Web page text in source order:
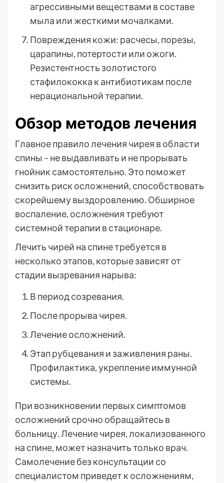
агрессивными веществами в составе
мыла или жесткими мочалками.
Повреждения кожи: расчесы, порезы,
царапины, потертости или ожоги.
Резистентность золотистого
стафилококка к антибиотикам после
нерациональной терапии.
Обзор методов лечения
Главное правило лечения чирея в области
спины – не выдавливать и не прорывать
гнойник самостоятельно. Это поможет
снизить риск осложнений, способствовать
скорейшему выздоровлению. Обширное
воспаление, осложнения требуют
системной терапии в стационаре.
Лечить чирей на спине требуется в
несколько этапов, которые зависят от
стадии вызревания нарыва:
В период созревания.
После прорыва чирея.
Лечение осложнений.
Этап рубцевания и заживления раны.
Профилактика, укрепление иммунной
системы.
При возникновении первых симптомов
осложнений срочно обращайтесь в
больницу. Лечение чирея, локализованного
на спине, может назначить только врач.
Самолечение без консультации со
специалистом приведет к осложнениям,